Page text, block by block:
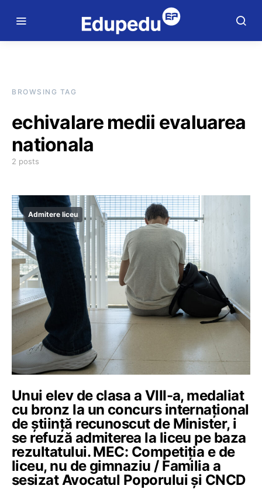
BROWSING TAG
echivalare medii evaluarea
nationala
2 posts
Admitere liceu
Unui elev de clasa a VIII-a, medaliat
cu bronz la un concurs internațional
de știință recunoscut de Minister, i
se refuză admiterea la liceu pe baza
rezultatului. MEC: Competiția e de
liceu, nu de gimnaziu / Familia a
sesizat Avocatul Poporului și CNCD